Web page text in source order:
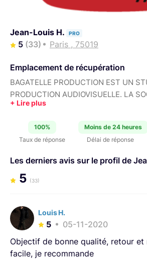
Jean-Louis H. PRO
5 (33) Paris , 75019
Emplacement de récupération
BAGATELLE PRODUCTION EST UN
PRODUCTION AUDIOVISUELLE. LA
DU FILM PUBLICITAIRE &
100%
Taux de réponse
Moins de 24 heures
Délai de réponse
Les derniers avis sur le profil de
5 (33)
Louis H.
5
05-11-2020
Objectif de bonne qualité, retour et
facile, je recommande